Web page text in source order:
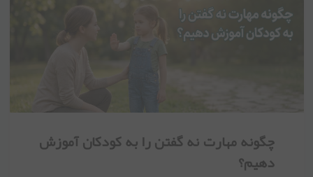
چگونه مهارت نه گفتن را به کودکان آموزش
دهیم؟